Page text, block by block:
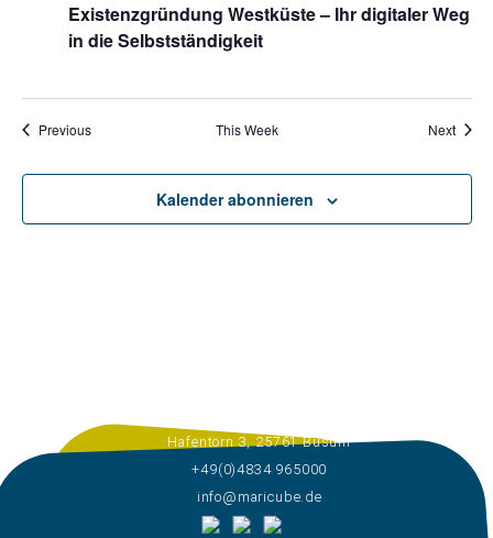
Existenzgründung Westküste – Ihr digitaler Weg
in die Selbstständigkeit
Previous This Week Next
Kalender abonnieren
Hafentörn 3, 25761 Büsum
+49(0)4834 965000
info@maricube.de